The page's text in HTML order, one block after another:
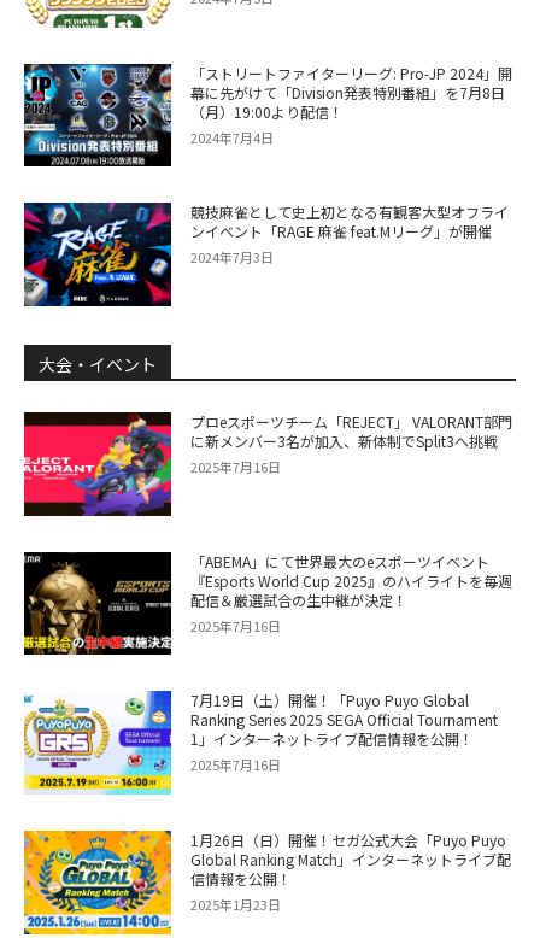
「ストリートファイターリーグ: Pro-JP 2024」開
幕に先がけて「Division発表特別番組」を7月8日
（月）19:00より配信！
2024年7月4日
競技麻雀として史上初となる有観客大型オフライ
ンイベント「RAGE 麻雀 feat.Mリーグ」が開催
2024年7月3日
大会・イベント
プロeスポーツチーム「REJECT」 VALORANT部門
に新メンバー3名が加入、新体制でSplit3へ挑戦
2025年7月16日
「ABEMA」にて世界最大のeスポーツイベント
『Esports World Cup 2025』のハイライトを毎週
配信＆厳選試合の生中継が決定！
2025年7月16日
7月19日（土）開催！「Puyo Puyo Global
Ranking Series 2025 SEGA Official Tournament
1」インターネットライブ配信情報を公開！
2025年7月16日
1月26日（日）開催！セガ公式大会「Puyo Puyo
Global Ranking Match」インターネットライブ配
信情報を公開！
2025年1月23日